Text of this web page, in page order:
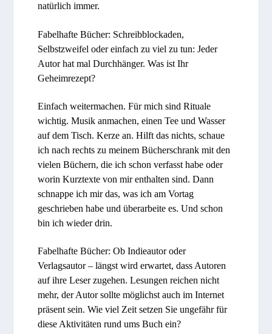
natürlich immer.
Fabelhafte Bücher: Schreibblockaden,
Selbstzweifel oder einfach zu viel zu tun: Jeder
Autor hat mal Durchhänger. Was ist Ihr
Geheimrezept?
Einfach weitermachen. Für mich sind Rituale
wichtig. Musik anmachen, einen Tee und Wasser
auf dem Tisch. Kerze an. Hilft das nichts, schaue
ich nach rechts zu meinem Bücherschrank mit den
vielen Büchern, die ich schon verfasst habe oder
worin Kurztexte von mir enthalten sind. Dann
schnappe ich mir das, was ich am Vortag
geschrieben habe und überarbeite es. Und schon
bin ich wieder drin.
Fabelhafte Bücher: Ob Indieautor oder
Verlagsautor – längst wird erwartet, dass Autoren
auf ihre Leser zugehen. Lesungen reichen nicht
mehr, der Autor sollte möglichst auch im Internet
präsent sein. Wie viel Zeit setzen Sie ungefähr für
diese Aktivitäten rund ums Buch ein?